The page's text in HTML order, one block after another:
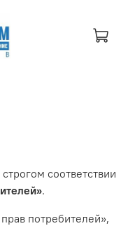
соответствии
.
потребителей»,